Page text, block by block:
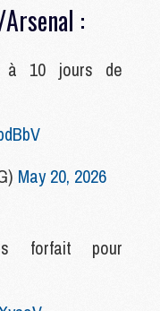
:
à 10 jours de
May 20, 2026
forfait pour